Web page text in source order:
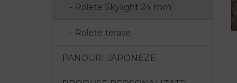
- Rolete Skylight 24 mm
- Rolete terase
PANOURI JAPONEZE